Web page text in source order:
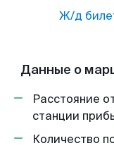
Ж/д
Данные о
Расстояние
станции
Количество